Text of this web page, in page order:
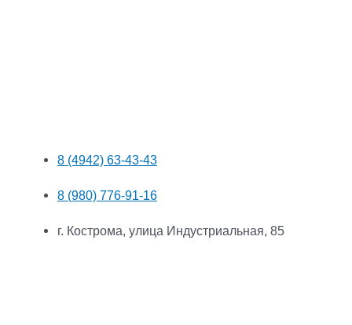
8 (4942) 63-43-43
8 (980) 776-91-16
г. Кострома, улица Индустриальная, 85